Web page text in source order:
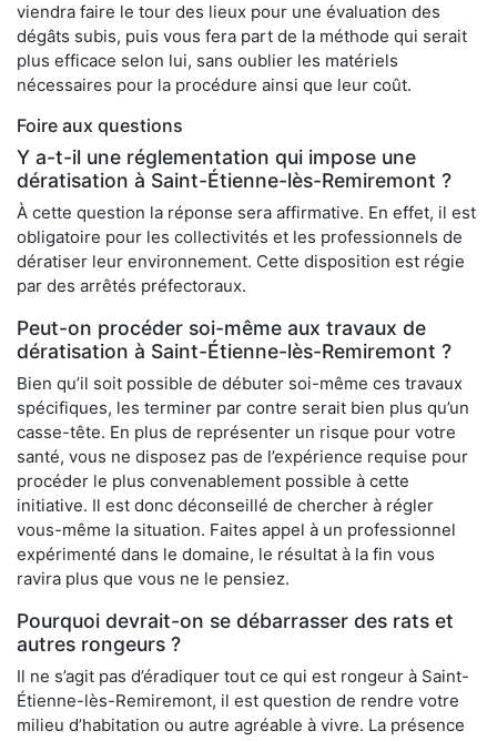
viendra faire le tour des lieux pour une évaluation des
dégâts subis, puis vous fera part de la méthode qui serait
plus efficace selon lui, sans oublier les matériels
nécessaires pour la procédure ainsi que leur coût.
Foire aux questions
Y a-t-il une réglementation qui impose une
dératisation à Saint-Étienne-lès-Remiremont ?
À cette question la réponse sera affirmative. En effet, il est
obligatoire pour les collectivités et les professionnels de
dératiser leur environnement. Cette disposition est régie
par des arrêtés préfectoraux.
Peut-on procéder soi-même aux travaux de
dératisation à Saint-Étienne-lès-Remiremont ?
Bien qu’il soit possible de débuter soi-même ces travaux
spécifiques, les terminer par contre serait bien plus qu’un
casse-tête. En plus de représenter un risque pour votre
santé, vous ne disposez pas de l’expérience requise pour
procéder le plus convenablement possible à cette
initiative. Il est donc déconseillé de chercher à régler
vous-même la situation. Faites appel à un professionnel
expérimenté dans le domaine, le résultat à la fin vous
ravira plus que vous ne le pensiez.
Pourquoi devrait-on se débarrasser des rats et
autres rongeurs ?
Il ne s’agit pas d’éradiquer tout ce qui est rongeur à Saint-
Étienne-lès-Remiremont, il est question de rendre votre
milieu d’habitation ou autre agréable à vivre. La présence